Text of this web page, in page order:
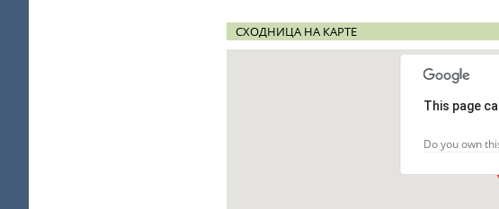
СХОДНИЦА НА КАРТЕ
This page
Do you own